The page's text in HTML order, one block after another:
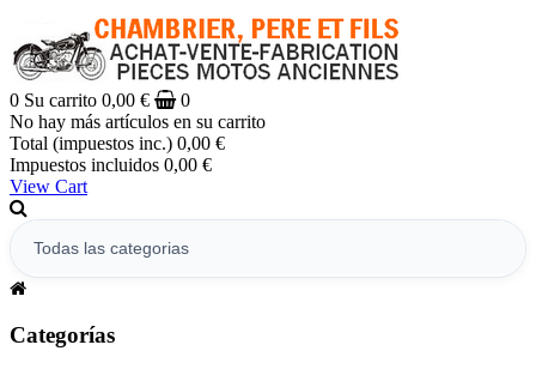
0 Su carrito 0,00 €
0
No hay más artículos en su carrito
Total (impuestos inc.) 0,00 €
Impuestos incluidos 0,00 €
View Cart
Categorías